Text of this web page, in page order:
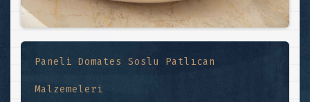
Paneli Domates Soslu Patlıcan
Malzemeleri